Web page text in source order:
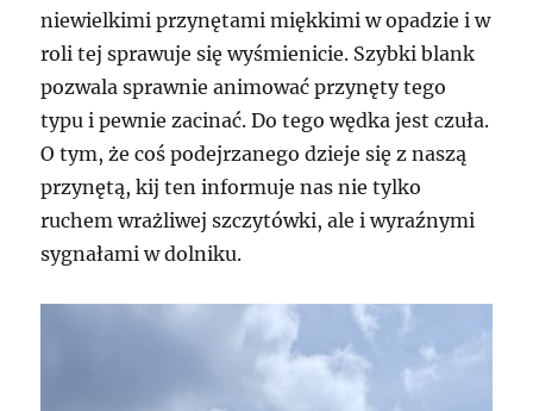
niewielkimi przynętami miękkimi w opadzie i w
roli tej sprawuje się wyśmienicie. Szybki blank
pozwala sprawnie animować przynęty tego
typu i pewnie zacinać. Do tego wędka jest czuła.
O tym, że coś podejrzanego dzieje się z naszą
przynętą, kij ten informuje nas nie tylko
ruchem wrażliwej szczytówki, ale i wyraźnymi
sygnałami w dolniku.